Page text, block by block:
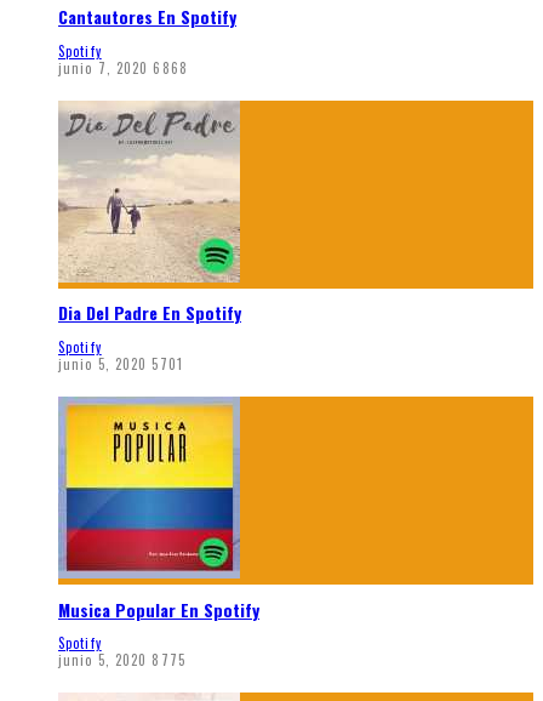
Cantautores En Spotify
Spotify
junio 7, 2020 6868
Dia Del Padre En Spotify
Spotify
junio 5, 2020 5701
Musica Popular En Spotify
Spotify
junio 5, 2020 8775